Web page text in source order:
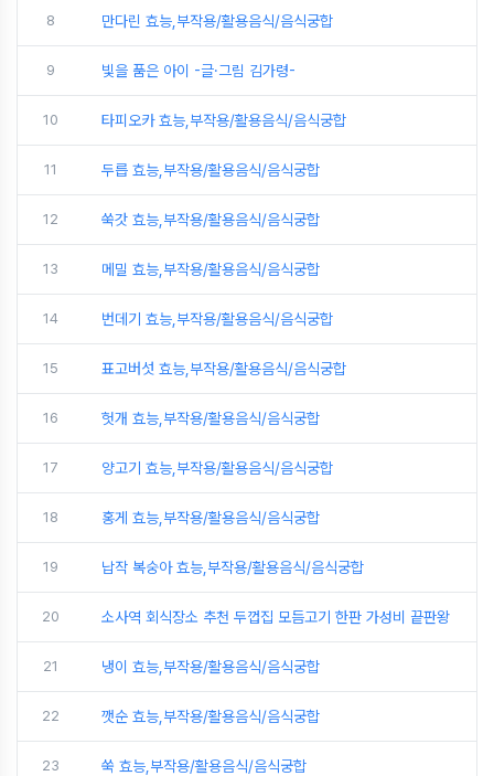
8 만다린 효능,부작용/활용음식/음식궁합
9 빛을 품은 아이 -글·그림 김가령-
10 타피오카 효능,부작용/활용음식/음식궁합
11 두릅 효능,부작용/활용음식/음식궁합
12 쑥갓 효능,부작용/활용음식/음식궁합
13 메밀 효능,부작용/활용음식/음식궁합
14 번데기 효능,부작용/활용음식/음식궁합
15 표고버섯 효능,부작용/활용음식/음식궁합
16 헛개 효능,부작용/활용음식/음식궁합
17 양고기 효능,부작용/활용음식/음식궁합
18 홍게 효능,부작용/활용음식/음식궁합
19 납작 복숭아 효능,부작용/활용음식/음식궁합
20 소사역 회식장소 추천 두껍집 모듬고기 한판 가성비 끝판왕
21 냉이 효능,부작용/활용음식/음식궁합
22 깻순 효능,부작용/활용음식/음식궁합
23 쑥 효능,부작용/활용음식/음식궁합